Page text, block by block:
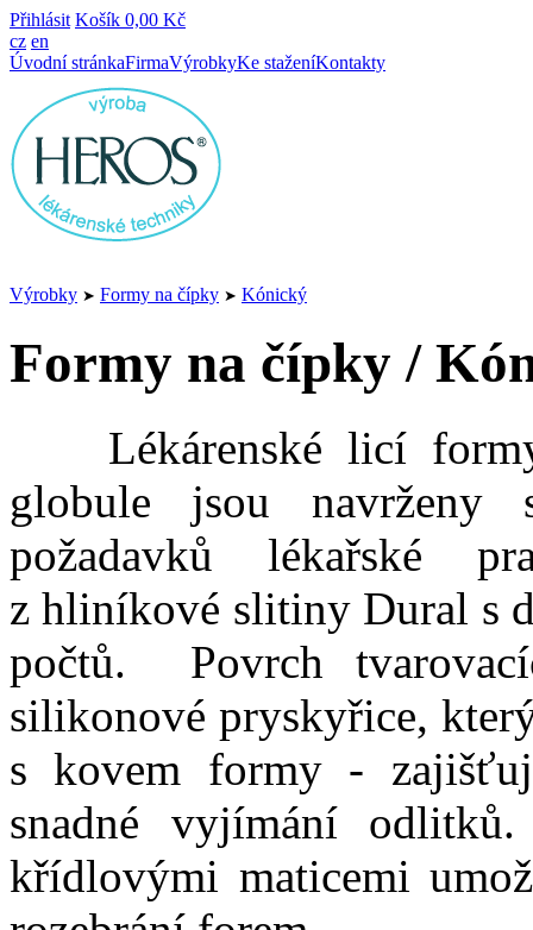
Přihlásit Košík 0,00 Kč
cz en
Úvodní stránkaFirmaVýrobkyKe staženíKontakty
Výrobky ➤ Formy na čípky ➤ Kónický
Formy na čípky /
Lékárenské licí
globule jsou navrženy
požadavků lékařské
z hliníkové slitiny Dural s
počtů. Povrch
silikonové pryskyřice,
s kovem formy -
snadné vyjímání
křídlovými maticemi